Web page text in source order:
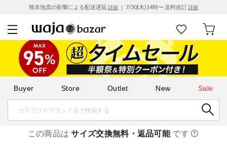
熊本地震の影響による配送遅延 詳細 ｜ 7/30(木)14時〜 送料改訂詳細
Buyer Store Outlet New Sale
この商品はサイズ交換無料・返品可能です